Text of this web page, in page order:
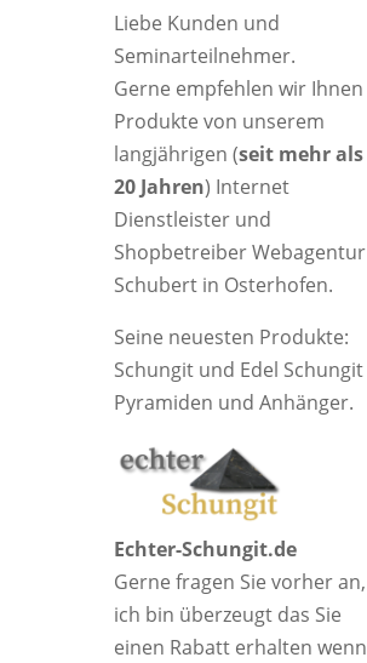
Liebe Kunden und
Seminarteilnehmer.
Gerne empfehlen wir Ihnen
Produkte von unserem
langjährigen (seit mehr als
20 Jahren) Internet
Dienstleister und
Shopbetreiber Webagentur
Schubert in Osterhofen.
Seine neuesten Produkte:
Schungit und Edel Schungit
Pyramiden und Anhänger.
Echter-Schungit.de
Gerne fragen Sie vorher an,
ich bin überzeugt das Sie
einen Rabatt erhalten wenn